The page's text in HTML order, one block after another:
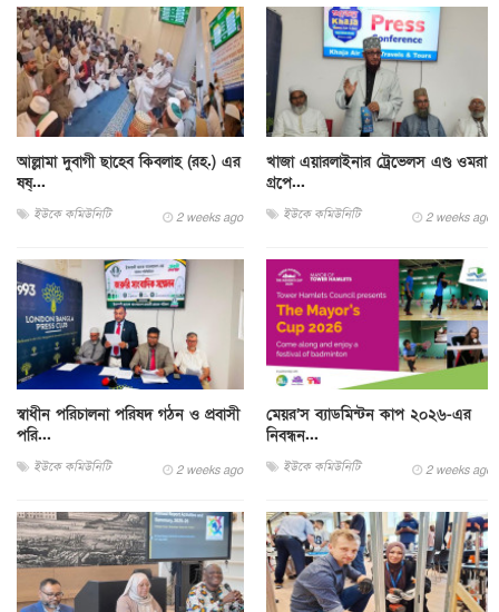
আল্লামা দুবাগী ছাহেব কিবলাহ (রহ.) এর
ষষ্...
ইউকে কমিউনিটি 2 weeks ago
খাজা এয়ারলাইনার ট্রেভেলস এণ্ড ওমরা
গ্রপে...
ইউকে কমিউনিটি 2 weeks ago
স্বাধীন পরিচালনা পরিষদ গঠন ও প্রবাসী
পরি...
ইউকে কমিউনিটি 2 weeks ago
মেয়র’স ব্যাডমিন্টন কাপ ২০২৬-এর
নিবন্ধন...
ইউকে কমিউনিটি 2 weeks ago